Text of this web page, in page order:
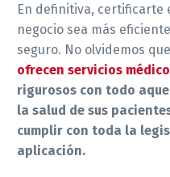
En definitiva, certificarte
negocio sea más
seguro. No olvidemos que
ofrecen servicios
rigurosos con todo
la salud de sus
cumplir con toda la
aplicación.